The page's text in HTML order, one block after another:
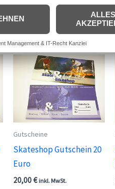
Gutscheine
Skateshop Gutschein 20
Euro
20,00€ inkl. MwSt.